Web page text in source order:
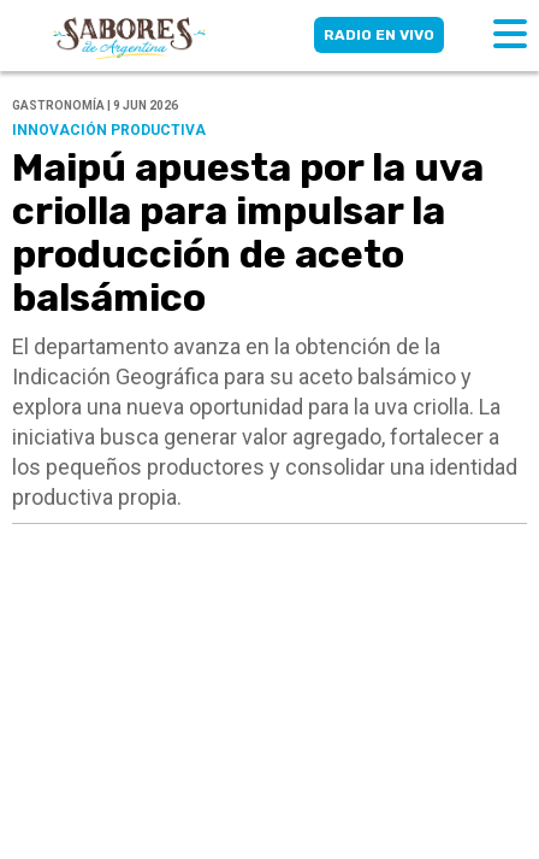
RADIO EN VIVO
GASTRONOMÍA | 9 JUN 2026
INNOVACIÓN PRODUCTIVA
Maipú apuesta por la uva
criolla para impulsar la
producción de aceto
balsámico
El departamento avanza en la obtención de la
Indicación Geográfica para su aceto balsámico y
explora una nueva oportunidad para la uva criolla. La
iniciativa busca generar valor agregado, fortalecer a
los pequeños productores y consolidar una identidad
productiva propia.